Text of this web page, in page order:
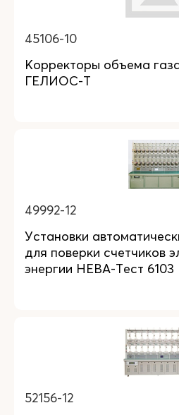
45106-10
Корректоры объема
ГЕЛИОС-Т
49992-12
Установки
для поверки счетчиков
энергии НЕВА-Тест 6103
52156-12